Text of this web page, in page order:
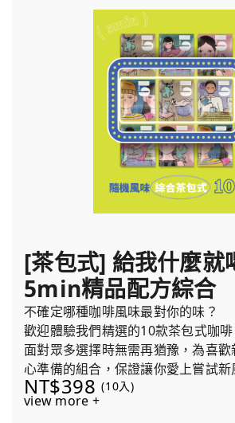
[茶包式] 給我什麼就
5min精品配方綜合
不確定哪種咖啡風味最對你的味？
歡迎體驗我們精選的10款茶包式咖啡
面對眾多選擇時無需再猶豫，為喜
心準備的組合，保證讓你愛上嘗試新
NT$398 (10入)
view more +